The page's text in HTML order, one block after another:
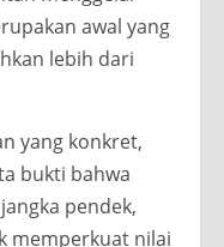
awal yang
lebih dari
yang konkret,
bukti bahwa
pendek,
memperkuat nilai